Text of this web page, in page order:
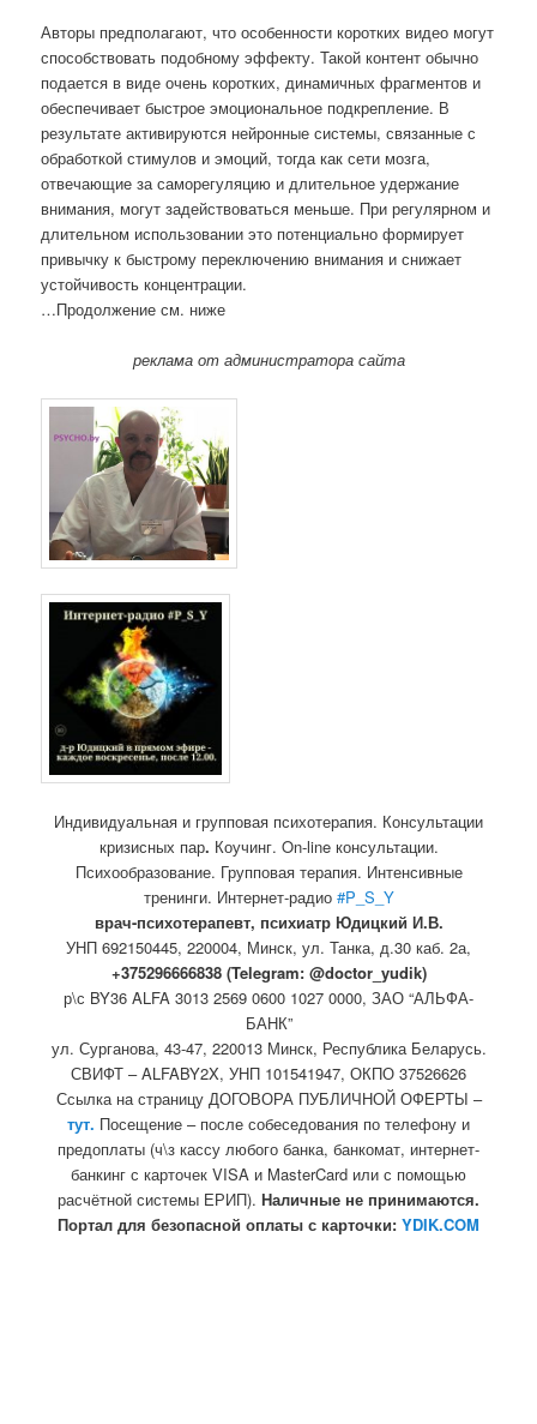
Авторы предполагают, что особенности коротких видео могут
способствовать подобному эффекту. Такой контент обычно
подается в виде очень коротких, динамичных фрагментов и
обеспечивает быстрое эмоциональное подкрепление. В
результате активируются нейронные системы, связанные с
обработкой стимулов и эмоций, тогда как сети мозга,
отвечающие за саморегуляцию и длительное удержание
внимания, могут задействоваться меньше. При регулярном и
длительном использовании это потенциально формирует
привычку к быстрому переключению внимания и снижает
устойчивость концентрации.
…Продолжение см. ниже
реклама от администратора сайта
Индивидуальная и групповая психотерапия. Консультации
кризисных пар. Коучинг. On-line консультации.
Психообразование. Групповая терапия. Интенсивные
тренинги. Интернет-радио #P_S_Y
врач-психотерапевт, психиатр Юдицкий И.В.
УНП 692150445, 220004, Минск, ул. Танка, д.30 каб. 2а,
+375296666838 (Telegram: @doctor_yudik)
р\с BY36 ALFA 3013 2569 0600 1027 0000, ЗАО “АЛЬФА-
БАНК”
ул. Сурганова, 43-47, 220013 Минск, Республика Беларусь.
СВИФТ – ALFABY2X, УНП 101541947, ОКПО 37526626
Ссылка на страницу ДОГОВОРА ПУБЛИЧНОЙ ОФЕРТЫ –
тут. Посещение – после собеседования по телефону и
предоплаты (ч\з кассу любого банка, банкомат, интернет-
банкинг с карточек VISA и MasterCard или с помощью
расчётной системы ЕРИП). Наличные не принимаются.
Портал для безопасной оплаты с карточки: YDIK.COM